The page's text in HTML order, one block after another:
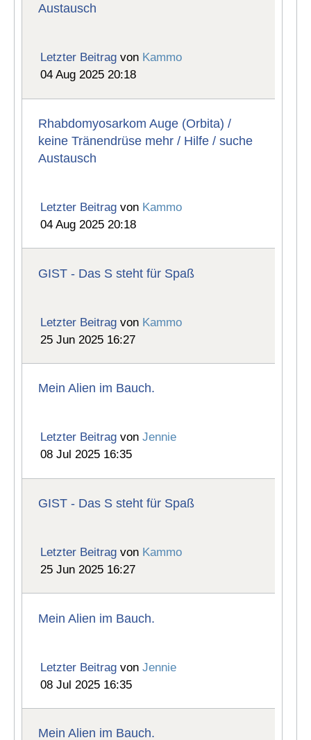
Austausch
Letzter Beitrag von Kammo
04 Aug 2025 20:18
Rhabdomyosarkom Auge (Orbita) /
keine Tränendrüse mehr / Hilfe / suche
Austausch
Letzter Beitrag von Kammo
04 Aug 2025 20:18
GIST - Das S steht für Spaß
Letzter Beitrag von Kammo
25 Jun 2025 16:27
Mein Alien im Bauch.
Letzter Beitrag vonJennie
08 Jul 2025 16:35
GIST - Das S steht für Spaß
Letzter Beitrag von Kammo
25 Jun 2025 16:27
Mein Alien im Bauch.
Letzter Beitrag vonJennie
08 Jul 2025 16:35
Mein Alien im Bauch.